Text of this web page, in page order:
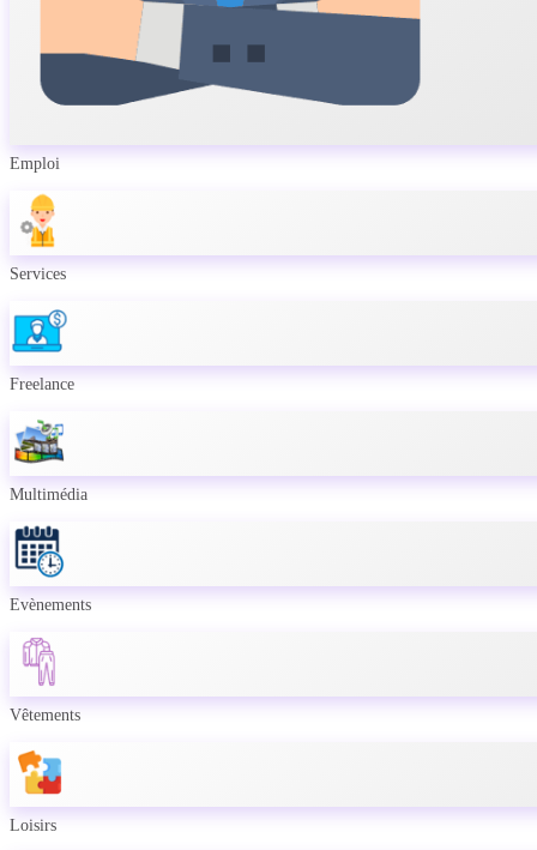
Emploi
Services
Freelance
Multimédia
Evènements
Vêtements
Loisirs